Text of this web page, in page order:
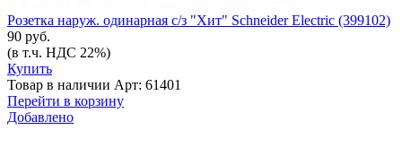
Розетка наруж. одинарная с/з "Хит" Schneider Electric (399102)
90 руб.
(в т.ч. НДС 22%)
Купить
Товар в наличии Арт: 61401
Перейти в корзину
Добавлено